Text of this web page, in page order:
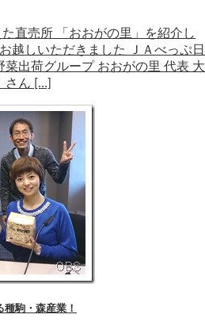
直売所 「おおがの里」を紹介し
越しいただきました ＪＡべっぷ日
出荷グループ おおがの里 代表 大
さん […]
駒・森産業！